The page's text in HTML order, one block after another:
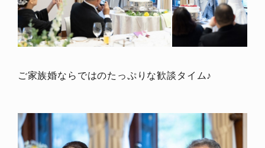
ご家族婚ならではのたっぷりな歓談タイム♪